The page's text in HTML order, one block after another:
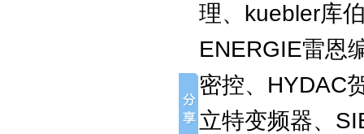
理、kuebler库
ENERGIE雷恩
密控、HYDAC
立特变频器、